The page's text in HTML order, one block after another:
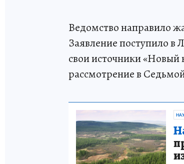
Ведомство направило
Заявление поступило
свои источники «Новый
рассмотрение в